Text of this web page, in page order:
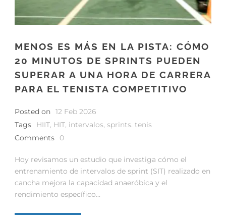
MENOS ES MÁS EN LA PISTA: CÓMO
20 MINUTOS DE SPRINTS PUEDEN
SUPERAR A UNA HORA DE CARRERA
PARA EL TENISTA COMPETITIVO
Posted on 12 Feb 2026
Tags
HIIT, HIT, intervalos, sprints. tenis
Comments
0
Hoy revisamos un estudio que investiga cómo el
entrenamiento de intervalos de sprint (SIT) realizado en
cancha mejora la capacidad anaeróbica y el
rendimiento específico...